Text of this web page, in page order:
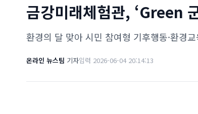
금강미래체험관, ‘Green
환경의 달 맞아 시민 참여형 기후행동·환경
온라인 뉴스팀 기자입력 2026-06-04 20:14:13